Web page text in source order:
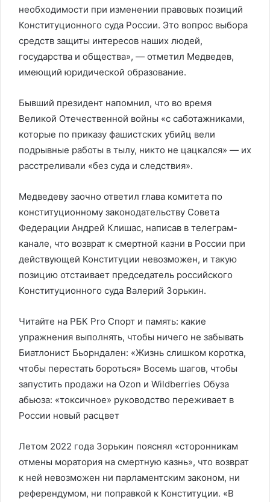
необходимости при изменении правовых позиций
Конституционного суда России. Это вопрос выбора
средств защиты интересов наших людей,
государства и общества», — отметил Медведев,
имеющий юридической образование.
Бывший президент напомнил, что во время
Великой Отечественной войны «с саботажниками,
которые по приказу фашистских убийц вели
подрывные работы в тылу, никто не цацкался» — их
расстреливали «без суда и следствия».
Медведеву заочно ответил глава комитета по
конституционному законодательству Совета
Федерации Андрей Клишас, написав в телеграм-
канале, что возврат к смертной казни в России при
действующей Конституции невозможен, и такую
позицию отстаивает председатель российского
Конституционного суда Валерий Зорькин.
Читайте на РБК Pro Спорт и память: какие
упражнения выполнять, чтобы ничего не забывать
Биатлонист Бьорндален: «Жизнь слишком коротка,
чтобы перестать бороться» Восемь шагов, чтобы
запустить продажи на Ozon и Wildberries Обуза
абьюза: «токсичное» руководство переживает в
России новый расцвет
Летом 2022 года Зорькин пояснял «сторонникам
отмены моратория на смертную казнь», что возврат
к ней невозможен ни парламентским законом, ни
референдумом, ни поправкой к Конституции. «В